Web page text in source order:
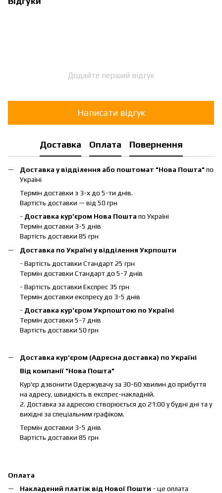
Додайте перший відгук
Написати відгук
Доставка Оплата Повернення
Доставка у відділення або поштомат "Нова Пошта" по
Україні
Термін доставки з 3-х до 5-ти днів.
Вартість доставки — від 50 грн
- Доставка кур'єром Нова Пошта по Україні
Термін доставки 3-5 днів
Вартість доставки 85 грн
Доставка по Україні у відділення Укрпошти
- Вартість доставки Стандарт 25 грн
Термін доставки Стандарт до 5-7 днів
- Вартість доставки Експрес 35 грн
Термін доставки експресу до 3-5 днів
- Доставка кур'єром Укрпоштою по Україні
Термін доставки 5-7 днів
Вартість доставки 50 грн
Доставка кур'єром (Адресна доставка) по Україні
Від компанії "Нова Пошта"
Кур'єр дзвонити Одержувачу за 30-60 хвилин до прибуття
на адресу, швидкість в експрес-накладній.
2. Доставка за адресою створюється до 21:00 у будні дні та у
вихідні за спеціальним графіком.
Термін доставки 3-5 днів
Вартість доставки 85 грн
Оплата
Накладений платіж від Нової Пошти - це оплата